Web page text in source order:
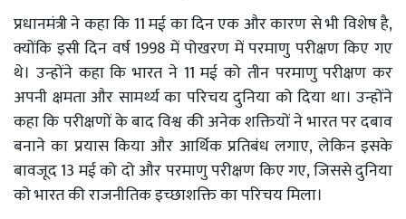
प्रधानमंत्री ने कहा कि 11 मई का दिन एक और कारण से भी विशेष है,
क्योंकि इसी दिन वर्ष 1998 में पोखरण में परमाणु परीक्षण किए गए
थे। उन्होंने कहा कि भारत ने 11 मई को तीन परमाणु परीक्षण कर
अपनी क्षमता और सामर्थ्य का परिचय दुनिया को दिया था। उन्होंने
कहा कि परीक्षणों के बाद विश्व की अनेक शक्तियों ने भारत पर दबाव
बनाने का प्रयास किया और आर्थिक प्रतिबंध लगाए, लेकिन इसके
बावजूद 13 मई को दो और परमाणु परीक्षण किए गए, जिससे दुनिया
को भारत की राजनीतिक इच्छाशक्ति का परिचय मिला।